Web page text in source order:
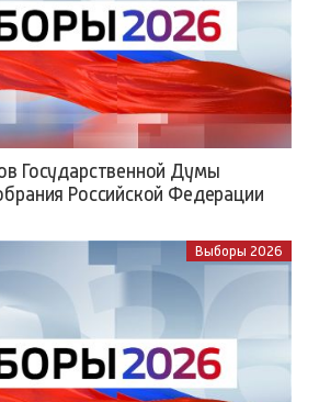
Государственной Думы
Российской Федерации
Выборы 2026